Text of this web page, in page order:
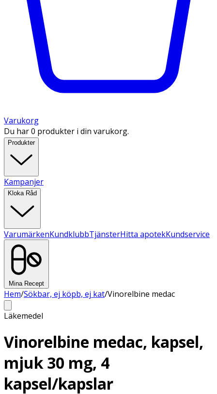
Varukorg
Du har 0 produkter i din varukorg.
Produkter
Kampanjer
Kloka Råd
VarumärkenKundklubbTjänsterHitta apotekKundservice
Mina Recept
Hem/Sökbar, ej köpb, ej kat/Vinorelbine medac
Läkemedel
Vinorelbine medac, kapsel,
mjuk 30 mg, 4
kapsel/kapslar